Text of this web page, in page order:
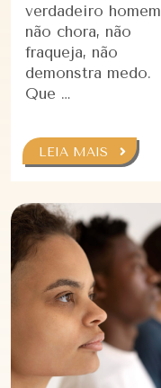
verdadeiro homem
não chora, não
fraqueja, não
demonstra medo.
Que …
LEIA MAIS